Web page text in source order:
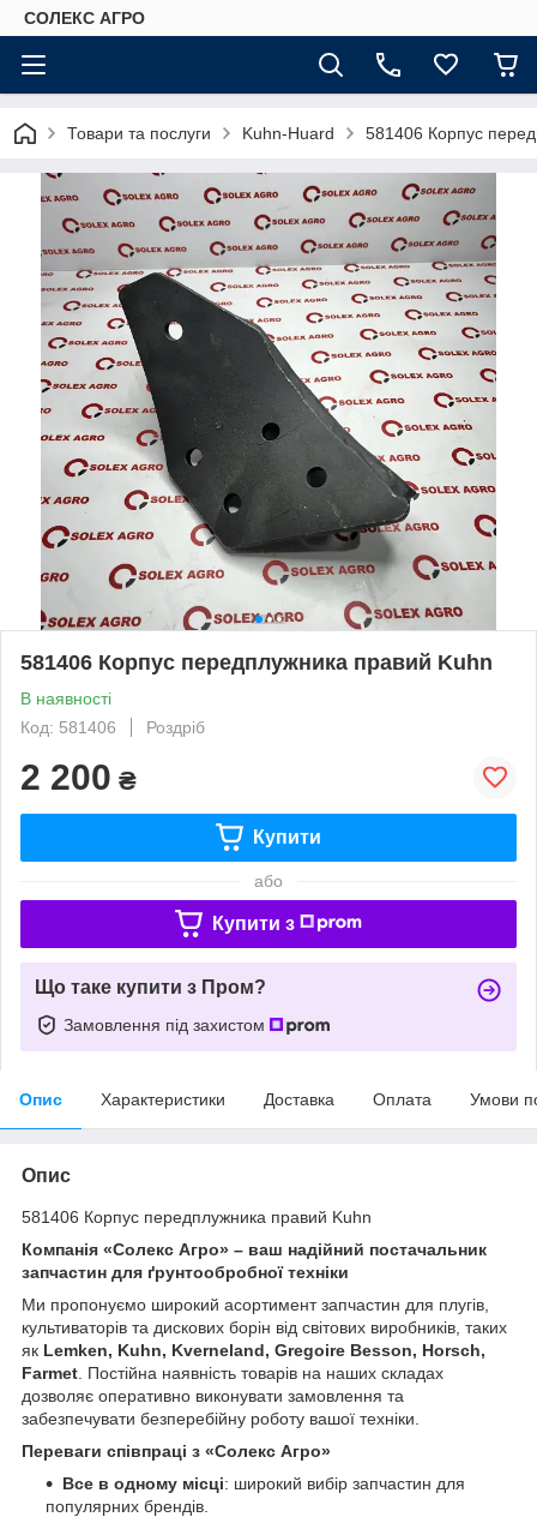
СОЛЕКС АГРО
Товари та послуги Kuhn-Huard 581406 Корпус
581406 Корпус передплужника правий Kuhn
В наявності
Код: 581406
Роздріб
2 200 ₴
Купити
або
Купити з
Що таке купити з Пром?
Замовлення під захистом
Опис Характеристики Доставка Оплата Умови
Опис
581406 Корпус передплужника правий Kuhn
Компанія «Солекс Агро» – ваш надійний постачальник
запчастин для ґрунтообробної техніки
Ми пропонуємо широкий асортимент запчастин для плугів,
культиваторів та дискових борін від світових виробників, таких
як Lemken, Kuhn, Kverneland, Gregoire Besson, Horsch,
Farmet . Постійна наявність товарів на наших складах
дозволяє оперативно виконувати замовлення та
забезпечувати безперебійну роботу вашої техніки.
Переваги співпраці з «Солекс Агро»
Все в одному місці: широкий вибір запчастин для
популярних брендів.